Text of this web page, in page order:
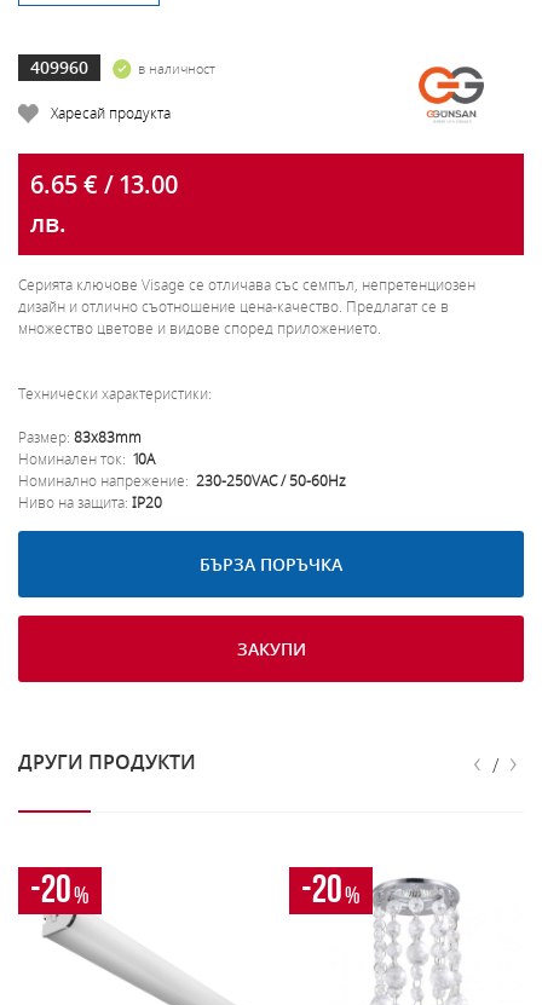
409960 в наличност
Харесай продукта
6.65 € / 13.00
лв.
Серията ключове Visage се отличава със семпъл, непретенциозен
дизайн и отлично съотношение цена-качество. Предлагат се в
множество цветове и видове според приложението.
Технически характеристики:
Размер: 83x83mm
Номинален ток: 10A
Номинално напрежение: 230-250VAC / 50-60Hz
Ниво на защита: IP20
БЪРЗА ПОРЪЧКА
ЗАКУПИ
ДРУГИ ПРОДУКТИ ‹ / ›
-20% -20%